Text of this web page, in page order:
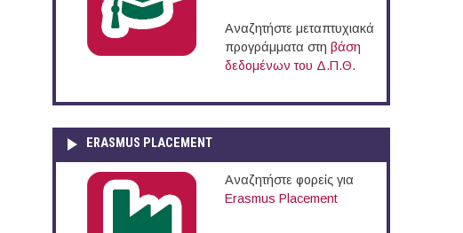
Αναζητήστε μεταπτυχιακά
προγράμματα στη βάση
δεδομένων του Δ.Π.Θ.
ERASMUS PLACEMENT
Αναζητήστε φορείς για
Erasmus Placement